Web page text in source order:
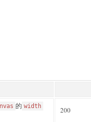
的 width 200